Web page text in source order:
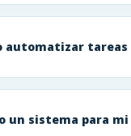
automatizar tareas
un sistema para mi